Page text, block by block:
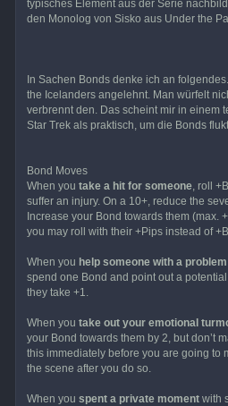
typisches Element aus der Serie
den Monolog von Sisko aus Under the
In Sachen Bonds denke ich an
the Icelanders angelehnt. Man würfelt
verbrennt den. Das scheint mir in einem
Star Trek als praktisch, um die Bonds
Bond Moves
When you take a hit for someone, roll
suffer an injury. On a 10+, reduce the
Increase your Bond towards them (max.
you may roll with their +Pips instead of
When you help someone with a
spend one Bond and point out a
they take +1.
When you take out your emotional
your Bond towards them by 2, but don’t
this immediately before you are going to
the scene after you do so.
When you spent a private momentwith